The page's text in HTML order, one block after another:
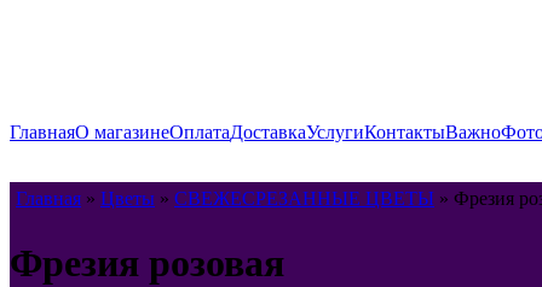
ГлавнаяО магазинеОплатаДоставкаУслугиКонтактыВажно
Главная » Цветы » СВЕЖЕСРЕЗАННЫЕ ЦВЕТЫ » Фрезия
Фрезия розовая